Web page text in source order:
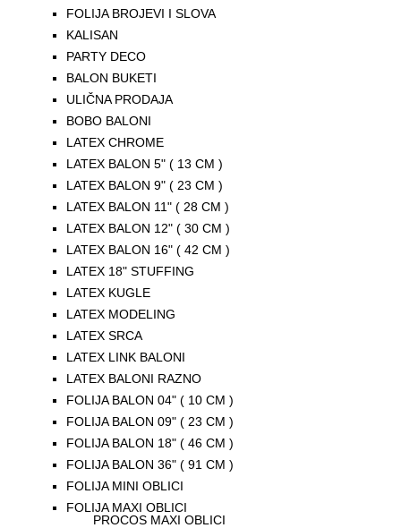
FOLIJA BROJEVI I SLOVA
KALISAN
PARTY DECO
BALON BUKETI
ULIČNA PRODAJA
BOBO BALONI
LATEX CHROME
LATEX BALON 5" ( 13 CM )
LATEX BALON 9" ( 23 CM )
LATEX BALON 11" ( 28 CM )
LATEX BALON 12" ( 30 CM )
LATEX BALON 16" ( 42 CM )
LATEX 18" STUFFING
LATEX KUGLE
LATEX MODELING
LATEX SRCA
LATEX LINK BALONI
LATEX BALONI RAZNO
FOLIJA BALON 04" ( 10 CM )
FOLIJA BALON 09" ( 23 CM )
FOLIJA BALON 18" ( 46 CM )
FOLIJA BALON 36" ( 91 CM )
FOLIJA MINI OBLICI
FOLIJA MAXI OBLICI
PROCOS MAXI OBLICI